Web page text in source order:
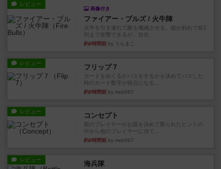
レビュー
画像付き
ファイアー・ブルズ / 火牛陣
火牛を引き連れて敵を殲滅させる。縦か斜めで前2
列まで攻撃できるが、自分...
約8時間前 by うらまこ
レビュー フリップ７
カードをめくるかパスをするかを決めてパスした
時のカード数字が得点になる...
約8時間前 by mob567
レビュー コンセプト
親のプレイヤーがお題を決めて限られたヒントの
中から他のプレイヤーに当て...
約8時間前 by mob567
レビュー 海兵隊